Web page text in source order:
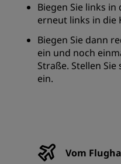
Biegen Sie links
erneut links in die
Biegen Sie dann
ein und noch
Straße. Stellen
ein.
Vom